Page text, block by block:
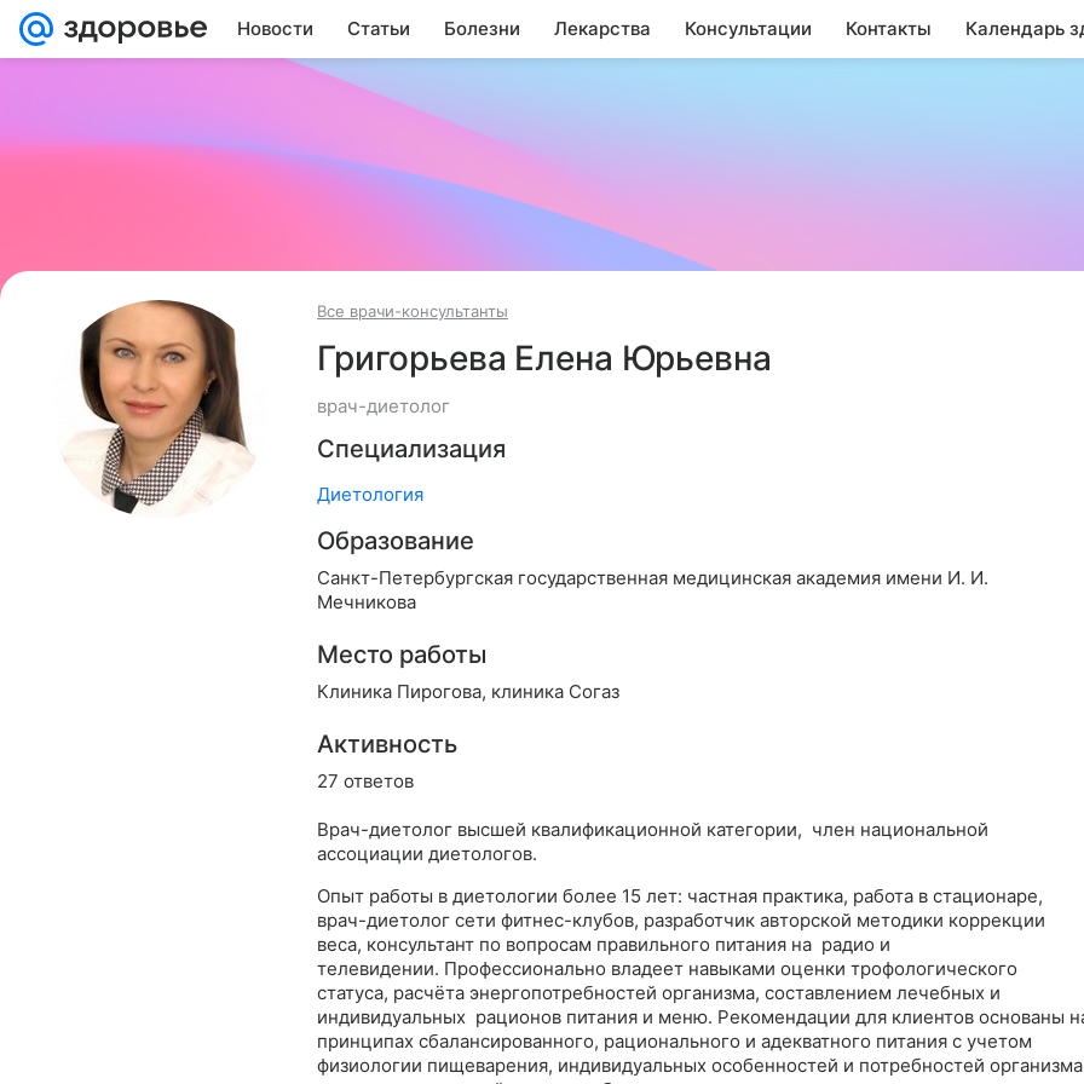
Новости Статьи Болезни Лекарства Консультации Контакты Календарь
Все врачи-консультанты
Григорьева Елена Юрьевна
врач-диетолог
Специализация
Диетология
Образование
Санкт-Петербургская государственная медицинская академия имени И. И.
Мечникова
Место работы
Клиника Пирогова, клиника Согаз
Активность
27 ответов
Врач-диетолог высшей квалификационной категории, член национальной
ассоциации диетологов.
Опыт работы в диетологии более 15 лет: частная практика, работа в стационаре,
врач-диетолог сети фитнес-клубов, разработчик авторской методики коррекции
веса, консультант по вопросам правильного питания на радио и
телевидении. Профессионально владеет навыками оценки трофологического
статуса, расчёта энергопотребностей организма, составлением лечебных и
индивидуальных рационов питания и меню. Рекомендации для клиентов основаны
принципах сбалансированного, рационального и адекватного питания с учетом
физиологии пищеварения, индивидуальных особенностей и потребностей